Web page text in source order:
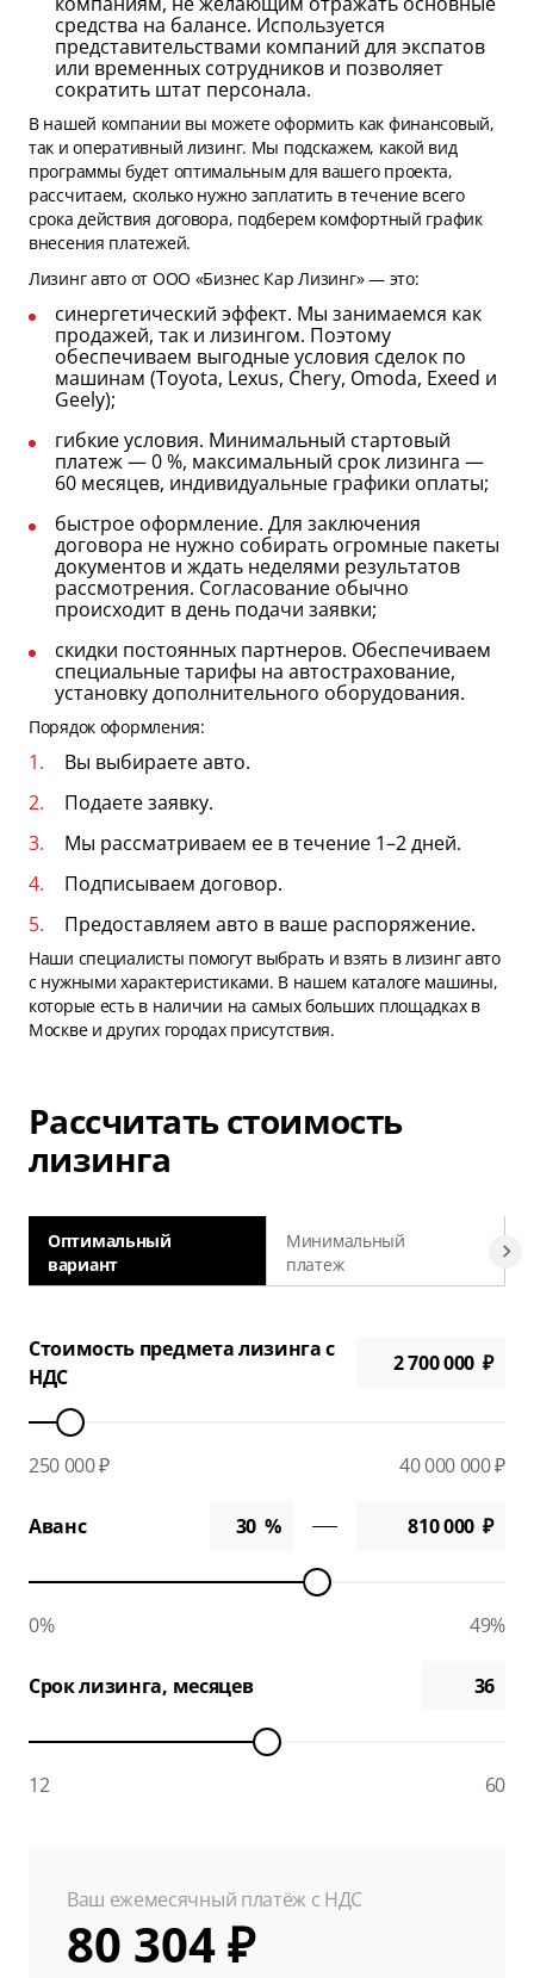
средства на балансе. Используется
представительствами компаний для экспатов
или временных сотрудников и позволяет
сократить штат персонала.
В нашей компании вы можете оформить как финансовый,
так и оперативный лизинг. Мы подскажем, какой вид
программы будет оптимальным для вашего проекта,
рассчитаем, сколько нужно заплатить в течение всего
срока действия договора, подберем комфортный график
внесения платежей.
Лизинг авто от ООО «Бизнес Кар Лизинг» — это:
синергетический эффект. Мы занимаемся как
продажей, так и лизингом. Поэтому
обеспечиваем выгодные условия сделок по
машинам (Toyota, Lexus, Chery, Omoda, Exeed и
Geely);
гибкие условия. Минимальный стартовый
платеж — 0 %, максимальный срок лизинга —
60 месяцев, индивидуальные графики оплаты;
быстрое оформление. Для заключения
договора не нужно собирать огромные пакеты
документов и ждать неделями результатов
рассмотрения. Согласование обычно
происходит в день подачи заявки;
скидки постоянных партнеров. Обеспечиваем
специальные тарифы на автострахование,
установку дополнительного оборудования.
Порядок оформления:
Вы выбираете авто.
Подаете заявку.
Мы рассматриваем ее в течение 1–2 дней.
Подписываем договор.
Предоставляем авто в ваше распоряжение.
Наши специалисты помогут выбрать и взять в лизинг авто
с нужными характеристиками. В нашем каталоге машины,
которые есть в наличии на самых больших площадках в
Москве и других городах присутствия.
Рассчитать стоимость
лизинга
Оптимальный
вариант
Минимальный
платеж
Стоимость предмета лизинга с
НДС
250 000 ₽ 40 000 000 ₽
Аванс
0% 49%
Срок лизинга, месяцев
12 60
Ваш ежемесячный платёж с НДС
80 304 ₽